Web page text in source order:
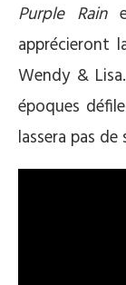
Purple Rain
apprécieront
Wendy &
époques
lassera pas